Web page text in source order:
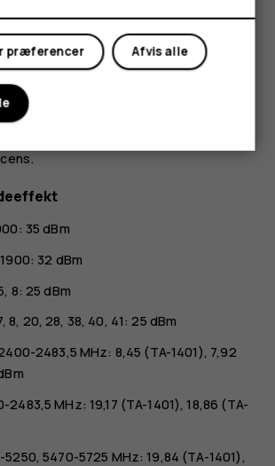
Corporation.
og andre relaterede mærker og logoer er
Google LLC.
og -logoerne ejes af Bluetooth SIG,
35 dBm
32 dBm
8: 25 dBm
8, 20, 28, 38, 40, 41: 25 dBm
2483,5 MHz: 8,45 (TA-1401), 7,92
2483,5 MHz: 19,17 (TA-1401), 18,86 (TA-
5250, 5470-5725 MHz: 19,84 (TA-1401),
Afvis alle
præferencer